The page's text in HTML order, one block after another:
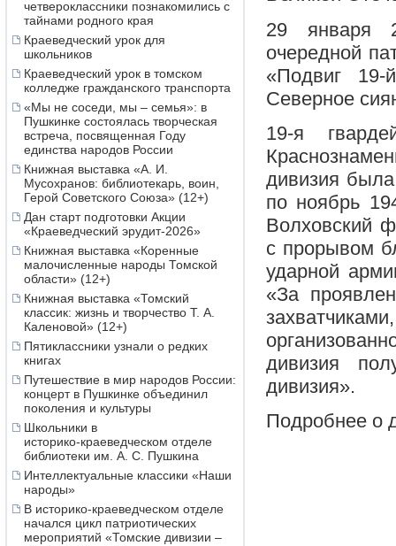
четвероклассники познакомились с
тайнами родного края
Краеведческий урок для
школьников
Краеведческий урок в томском
колледже гражданского транспорта
«Мы не соседи, мы – семья»: в
Пушкинке состоялась творческая
встреча, посвященная Году
единства народов России
Книжная выставка «А. И.
Мусохранов: библиотекарь, воин,
Герой Советского Союза» (12+)
Дан старт подготовки Акции
«Краеведческий эрудит-2026»
Книжная выставка «Коренные
малочисленные народы Томской
области» (12+)
Книжная выставка «Томский
классик: жизнь и творчество Т. А.
Каленовой» (12+)
Пятиклассники узнали о редких
книгах
Путешествие в мир народов России:
концерт в Пушкинке объединил
поколения и культуры
Школьники в
историко‑краеведческом отделе
библиотеки им. А. С. Пушкина
Интеллектуальные классики «Наши
народы»
В историко-краеведческом отделе
начался цикл патриотических
мероприятий «Томские дивизии –
29 января
очередной
«Подвиг 19-
Северное
19-я
дивизия
по ноябрь
Волховский
с прорывом
ударной
«За
дивизия
дивизия».
Подробнее о